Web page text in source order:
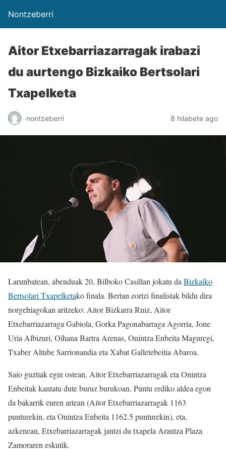
Nontzeberri
Aitor Etxebarriazarragak irabazi
du aurtengo Bizkaiko Bertsolari
Txapelketa
nontzeberri 8 hilabete ago
Larunbatean, abenduak 20, Bilboko Casillan jokatu daBizkaiko
Bertsolari Txapelketako finala. Bertan zortzi finalistak bildu dira
norgehiagokan aritzeko: Aitor Bizkarra Ruiz, Aitor
Etxebarriazarraga Gabiola, Gorka Pagonabarraga Agorria, Jone
Uria Albizuri, Oihana Bartra Arenas, Onintza Enbeita Maguregi,
Txaber Altube Sarrionandia eta Xabat Galletebeitia Abaroa.
Saio guztiak egin ostean, Aitor Etxebarriazarragak eta Onintza
Enbeitak kantatu dute buruz burukoan. Puntu erdiko aldea egon
da bakarrik euren artean (Aitor Etxebarriazarragak 1163
punturekin, eta Onintza Enbeita 1162.5 punturekin), eta,
azkenean, Etxebarriazarragak jantzi du txapela Arantza Plaza
Zamoraren eskutik.